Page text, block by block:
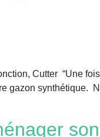
Cutter “Une
gazon synthétique.